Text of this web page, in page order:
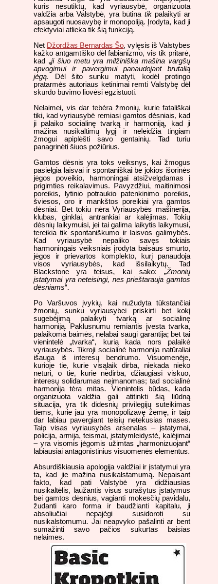
kuris nesutiktų, kad vyriausybė, organizuota
valdžia arba Valstybė, yra būtina tikpalaikyti ar
apsaugoti nuosavybę ir monopoliją. Įrodyta, kad ji
efektyviai atlieka tik šią funkciją.
Net Džordžas Bernardas Šo, vylęsis iš Valstybes
kažko antgamtiško dėl fabianizmo, vis tik pritarė,
kad „ji šiuo metu yra milžiniška mašina vargšų
apvogimui ir pavergimui panaudojant brutalią
jėgą. Dėl šito sunku matyti, kodėl protingo
pratarmės autoriaus ketinimai remti Valstybę dėl
skurdo buvimo liovėsi egzistuoti.
Nelaimei, vis dar tebėra žmonių, kurie fatališkai
tiki, kad vyriausybė remiasi gamtos dėsniais, kad
ji palaiko socialinę tvarką ir harmoniją, kad ji
mažina nusikaltimų lygį ir neleidžia tingiam
žmogui apiplėšti savo gentainių. Tad turiu
panagrinėti šiuos požiūrius.
Gamtos dėsnis yra toks veiksnys, kai žmogus
pasielgia laisvai ir spontaniškai be jokios išorinės
jėgos poveikio, harmoningai atsižvelgdamas į
prigimties reikalavimus. Pavyzdžiui, maitinimosi
poreikis, lytinio potraukio patenkinimo poreikis,
šviesos, oro ir mankštos poreikiai yra gamtos
dėsniai. Bet tokiu nėra Vyriausybės mašinerija,
klubas, ginklai, antrankiai ar kalėjimas. Tokių
dėsnių laikymuisi, jei tai galima laikytis laikymusi,
tereikia tik spontaniškumo ir laisvos galimybės.
Kad vyriausybė nepaliko savęs tokiais
harmoningais veiksniais įrodyta baisaus smurto,
jėgos ir prievartos komplekto, kurį panaudoja
visos vyriausybės, kad išsilaikytų. Tad
Blackstone yra teisus, kai sako: „Žmonių
įstatymai yra neteisingi, nes prieštarauja gamtos
dėsniams“.
Po Varšuvos įvykių, kai nužudyta tūkstančiai
žmonių, sunku vyriausybei priskirti bet kokį
sugebėjimą palaikyti tvarką ar socialinę
harmoniją. Paklusnumu remiantis įvesta tvarka,
palaikoma baimės, nelabai saugi garantija; bet tai
vienintelė „tvarka“, kurią kada nors palaikė
vyriausybės. Tikroji socialinė harmonija natūraliai
išauga iš interesų bendrumo. Visuomenėje,
kurioje tie, kurie visąlaik dirba, niekada nieko
neturi, o tie, kurie nedirba, džiaugiasi viskuo,
interesų solidarumas neįmanomas; tad socialinė
harmonija tėra mitas. Vienintelis būdas, kada
organizuota valdžia gali atitinkti šią liūdną
situacija, yra tik didesnių privilegijų suteikimas
tiems, kurie jau yra monopolizavę žemę, ir taip
dar labiau pavergiant teisių netekusias mases.
Taip visas vyriausybės arsenalas – įstatymai,
policija, armija, teismai, įstatymleidystė, kalėjimai
– yra visomis jėgomis užimtas „harmonizuojant“
labiausiai antagonistinius visuomenės elementus.
Absurdiškiausia apologija valdžiai ir įstatymui yra
ta, kad jie mažina nusikalstamumą. Nepaisant
fakto, kad pati Valstybė yra didžiausias
nusikaltėlis, laužantis visus surašytus įstatymus
bei gamtos dėsnius, vagianti mokesčių pavidalu,
žudanti karo forma ir baudžianti kapitalu, ji
absoliučiai nepajėgi susidoroti su
nusikalstomumu. Jai neapvyko pašalinti ar bent
sumažinti savo pačios sukurtas baisias
nelaimes.